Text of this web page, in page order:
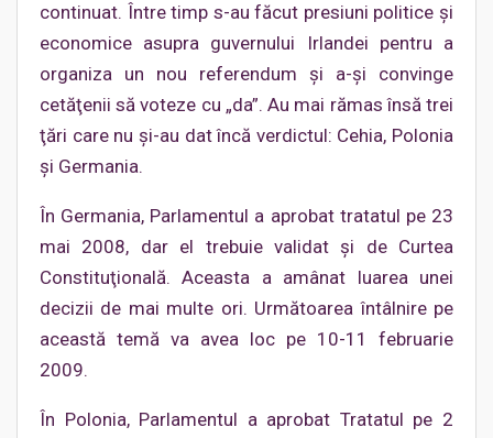
continuat. Între timp s-au făcut presiuni politice şi
economice asupra guvernului Irlandei pentru a
organiza un nou referendum şi a-şi convinge
cetăţenii să voteze cu „da”. Au mai rămas însă trei
ţări care nu şi-au dat încă verdictul: Cehia, Polonia
şi Germania.
În Germania, Parlamentul a aprobat tratatul pe 23
mai 2008, dar el trebuie validat şi de Curtea
Constituţională. Aceasta a amânat luarea unei
decizii de mai multe ori. Următoarea întâlnire pe
această temă va avea loc pe 10-11 februarie
2009.
În Polonia, Parlamentul a aprobat Tratatul pe 2